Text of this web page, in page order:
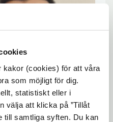
kakor (cookies) för att våra
som möjligt för dig.
statistiskt eller i
välja att klicka på ”Tillåt
till samtliga syften. Du kan